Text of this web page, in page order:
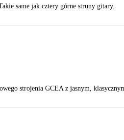
same jak cztery górne struny gitary.
strojenia GCEA z jasnym,